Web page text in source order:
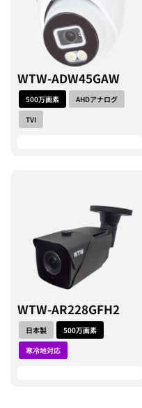
WTW-ADW45GAW
500万画素
AHDアナログ
TVI
WTW-AR228GFH2
日本製
500万画素
寒冷地対応